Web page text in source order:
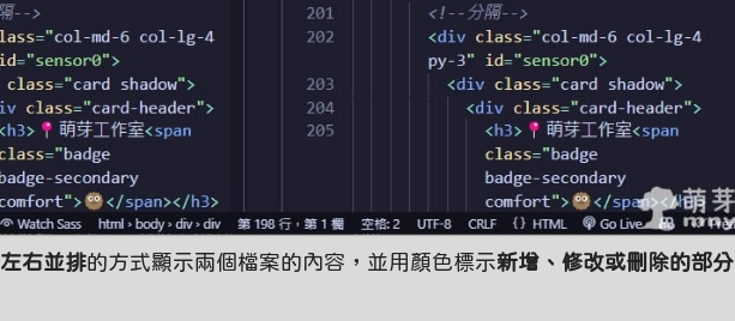
左右並排的方式顯示兩個檔案的內容，並用顏色標示新增、修改或刪除的部分